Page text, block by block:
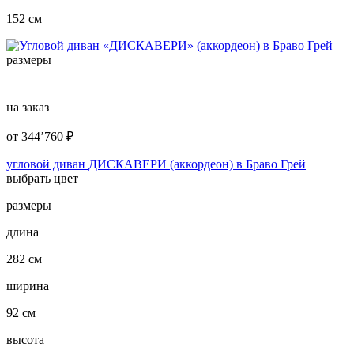
152 см
размеры
на заказ
от 344’760 ₽
угловой диван ДИСКАВЕРИ (аккордеон) в Браво Грей
выбрать цвет
размеры
длина
282 см
ширина
92 см
высота